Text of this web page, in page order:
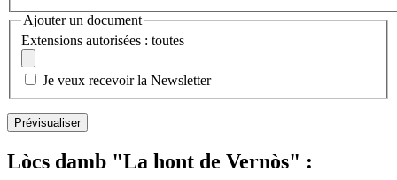
Ajouter un document
Extensions autorisées : toutes
Je veux recevoir la Newsletter
Lòcs damb "La hont de Vernòs" :